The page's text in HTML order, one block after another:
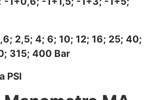
2,5; 4; 6; 10; 12; 16; 25; 40;
315; 400 Bar
PSI